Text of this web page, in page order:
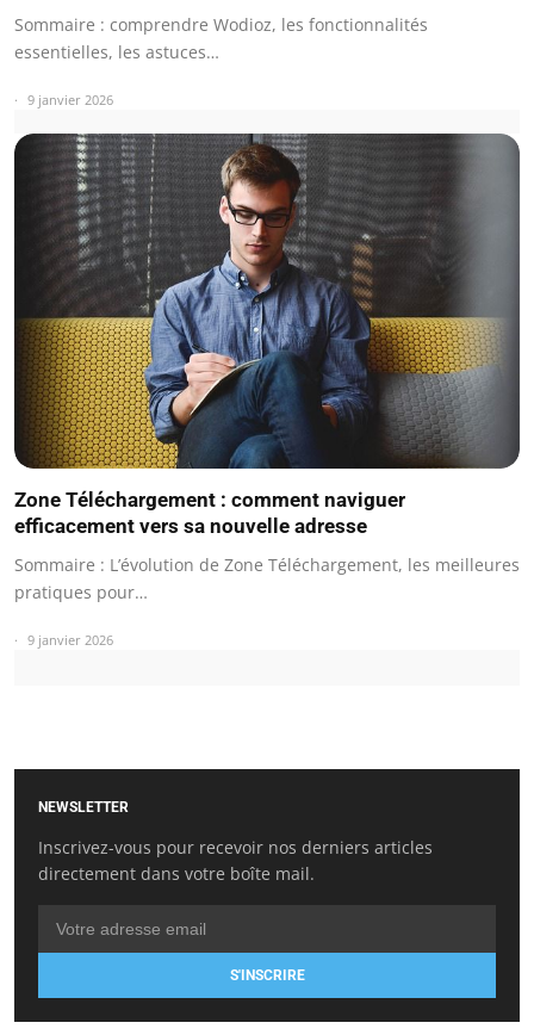
Sommaire : comprendre Wodioz, les fonctionnalités
essentielles, les astuces…
9 janvier 2026
Zone Téléchargement : comment naviguer
efficacement vers sa nouvelle adresse
Sommaire : L’évolution de Zone Téléchargement, les meilleures
pratiques pour…
9 janvier 2026
NEWSLETTER
Inscrivez-vous pour recevoir nos derniers articles
directement dans votre boîte mail.
S'INSCRIRE